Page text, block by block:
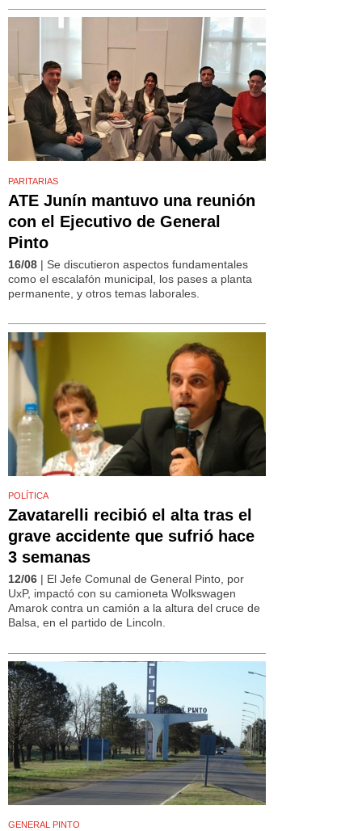
PARITARIAS
ATE Junín mantuvo una reunión
con el Ejecutivo de General
Pinto
16/08 | Se discutieron aspectos fundamentales
como el escalafón municipal, los pases a planta
permanente, y otros temas laborales.
POLÍTICA
Zavatarelli recibió el alta tras el
grave accidente que sufrió hace
3 semanas
12/06 | El Jefe Comunal de General Pinto, por
UxP, impactó con su camioneta Wolkswagen
Amarok contra un camión a la altura del cruce de
Balsa, en el partido de Lincoln.
GENERAL PINTO